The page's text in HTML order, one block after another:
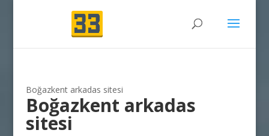
Boğazkent arkadas sitesi
Boğazkent arkadas
sitesi